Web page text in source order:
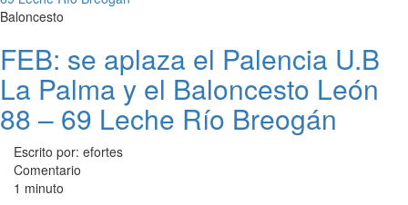
Baloncesto
FEB: se aplaza el Palencia U.B
La Palma y el Baloncesto León
88 – 69 Leche Río Breogán
Escrito por: efortes
Comentario
1 minuto